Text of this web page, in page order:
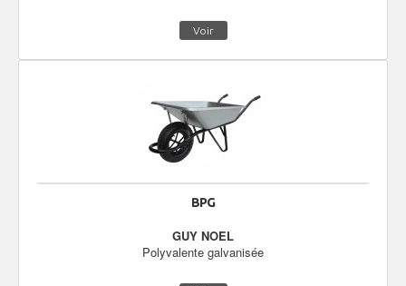
Voir
BPG
GUY NOEL
Polyvalente galvanisée